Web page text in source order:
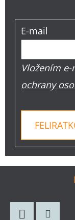
E-mail
Vložením
ochrany